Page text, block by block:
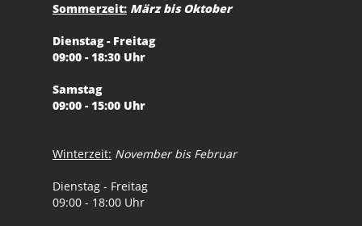
Sommerzeit: März bis Oktober
Dienstag - Freitag
09:00 - 18:30 Uhr
Samstag
09:00 - 15:00 Uhr
Winterzeit: November bis Februar
Dienstag - Freitag
09:00 - 18:00 Uhr